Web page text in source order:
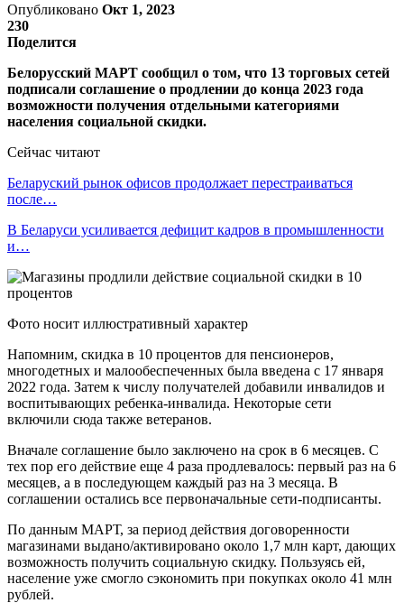
Опубликовано Окт 1, 2023
230
Поделится
Белорусский МАРТ сообщил о том, что 13 торговых сетей
подписали соглашение о продлении до конца 2023 года
возможности получения отдельными категориями
населения социальной скидки.
Сейчас читают
Беларуский рынок офисов продолжает перестраиваться
после…
В Беларуси усиливается дефицит кадров в промышленности
и…
Фото носит иллюстративный характер
Напомним, скидка в 10 процентов для пенсионеров,
многодетных и малообеспеченных была введена с 17 января
2022 года. Затем к числу получателей добавили инвалидов и
воспитывающих ребенка-инвалида. Некоторые сети
включили сюда также ветеранов.
Вначале соглашение было заключено на срок в 6 месяцев. С
тех пор его действие еще 4 раза продлевалось: первый раз на 6
месяцев, а в последующем каждый раз на 3 месяца. В
соглашении остались все первоначальные сети-подписанты.
По данным МАРТ, за период действия договоренности
магазинами выдано/активировано около 1,7 млн карт, дающих
возможность получить социальную скидку. Пользуясь ей,
население уже смогло сэкономить при покупках около 41 млн
рублей.